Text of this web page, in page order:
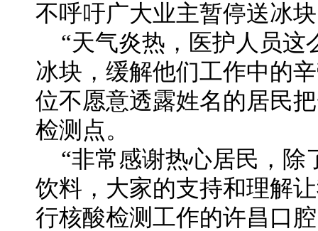
不呼吁广大业主暂停送冰
“天气炎热，医护人员
冰块，缓解他们工作中的
位不愿意透露姓名的居民
检测点。
“非常感谢热心居民，
饮料，大家的支持和理解
行核酸检测工作的许昌口